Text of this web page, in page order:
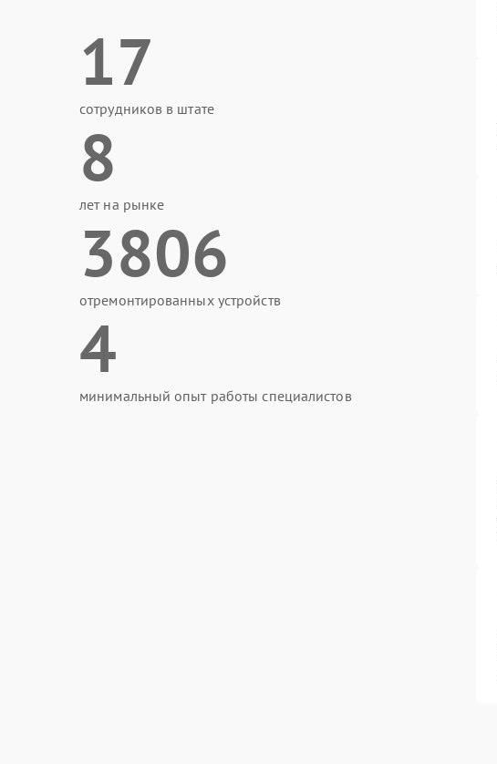
17
сотрудников в штате
8
лет на рынке
3806
отремонтированных устройств
4
минимальный опыт работы специалистов